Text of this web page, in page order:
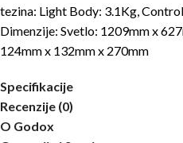
tezina: Light Body: 3.1Kg,
Dimenzije: Svetlo: 1209mm x
124mm x 132mm x 270mm
Specifikacije
Recenzije (0)
O Godox